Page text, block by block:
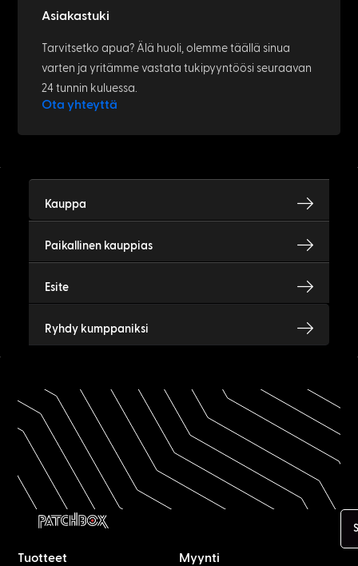
Asiakastuki
Tarvitsetko apua? Älä huoli, olemme täällä sinua
varten ja yritämme vastata tukipyyntöösi seuraavan
24 tunnin kuluessa.
Ota yhteyttä
Kauppa
Paikallinen kauppias
Esite
Ryhdy kumppaniksi
Tuotteet Myynti